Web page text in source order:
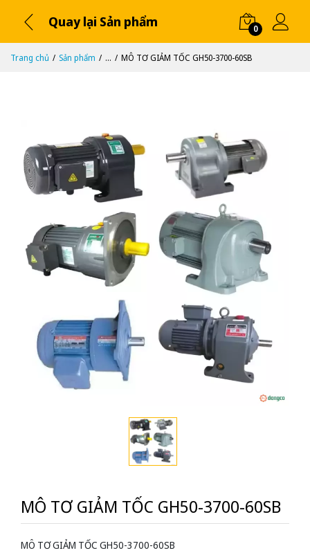
Quay lại Sản phẩm 0
Trang chủ Sản phẩm ... MÔ TƠ GIẢM TỐC GH50-3700-60SB
MÔ TƠ GIẢM TỐC GH50-3700-60SB
MÔ TƠ GIẢM TỐC GH50-3700-60SB